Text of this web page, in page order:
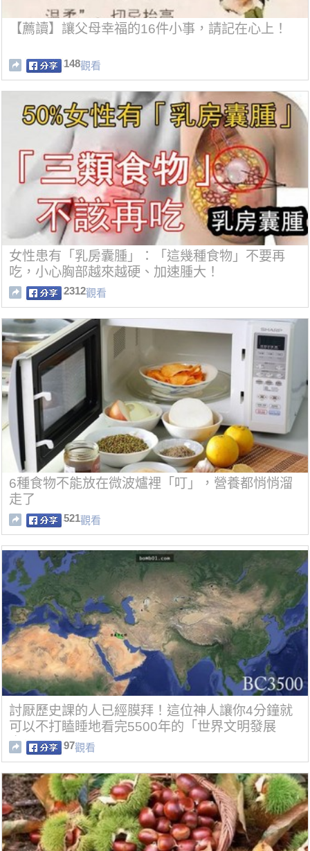
【薦讀】讓父母幸福的16件小事，請記在心上！
148觀看
女性患有「乳房囊腫」：「這幾種食物」不要再
吃，小心胸部越來越硬、加速腫大！
2312觀看
6種食物不能放在微波爐裡「叮」，營養都悄悄溜
走了
521觀看
討厭歷史課的人已經膜拜！這位神人讓你4分鐘就
可以不打瞌睡地看完5500年的「世界文明發展
史」！
97觀看